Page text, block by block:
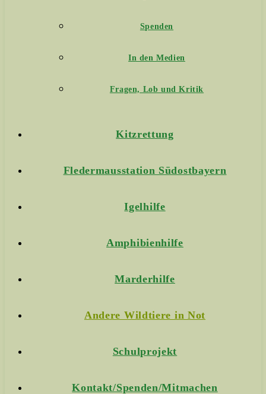
Spenden
In den Medien
Fragen, Lob und Kritik
Kitzrettung
Fledermausstation Südostbayern
Igelhilfe
Amphibienhilfe
Marderhilfe
Andere Wildtiere in Not
Schulprojekt
Kontakt/Spenden/Mitmachen